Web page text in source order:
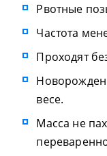
Рвотные
Частота
Проходят
весе.
Масса не